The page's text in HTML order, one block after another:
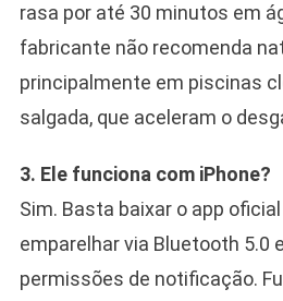
rasa por até 30 minutos em
fabricante não recomenda
principalmente em piscinas
salgada, que aceleram o
3. Ele funciona com iPhone?
Sim. Basta baixar o app
emparelhar via Bluetooth 5.0
permissões de notificação.